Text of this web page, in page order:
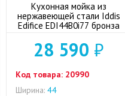
Кухонная мойка из
нержавеющей стали Iddis
Edifice EDI44B0i77 бронза
28 590 ₽
Код товара: 20990
Ширина: 44